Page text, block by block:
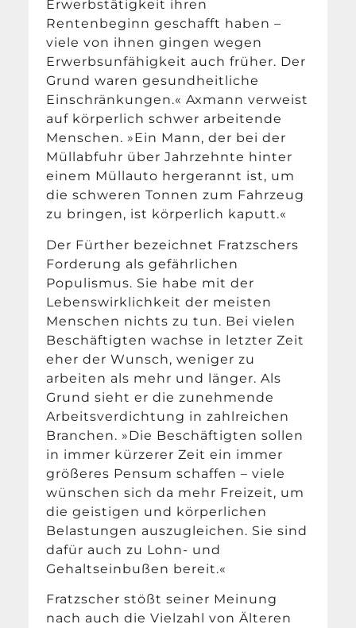
Erwerbstätigkeit ihren
Rentenbeginn geschafft haben –
viele von ihnen gingen wegen
Erwerbsunfähigkeit auch früher. Der
Grund waren gesundheitliche
Einschränkungen.« Axmann verweist
auf körperlich schwer arbeitende
Menschen. »Ein Mann, der bei der
Müllabfuhr über Jahrzehnte hinter
einem Müllauto hergerannt ist, um
die schweren Tonnen zum Fahrzeug
zu bringen, ist körperlich kaputt.«
Der Fürther bezeichnet Fratzschers
Forderung als gefährlichen
Populismus. Sie habe mit der
Lebenswirklichkeit der meisten
Menschen nichts zu tun. Bei vielen
Beschäftigten wachse in letzter Zeit
eher der Wunsch, weniger zu
arbeiten als mehr und länger. Als
Grund sieht er die zunehmende
Arbeitsverdichtung in zahlreichen
Branchen. »Die Beschäftigten sollen
in immer kürzerer Zeit ein immer
größeres Pensum schaffen – viele
wünschen sich da mehr Freizeit, um
die geistigen und körperlichen
Belastungen auszugleichen. Sie sind
dafür auch zu Lohn- und
Gehaltseinbußen bereit.«
Fratzscher stößt seiner Meinung
nach auch die Vielzahl von Älteren